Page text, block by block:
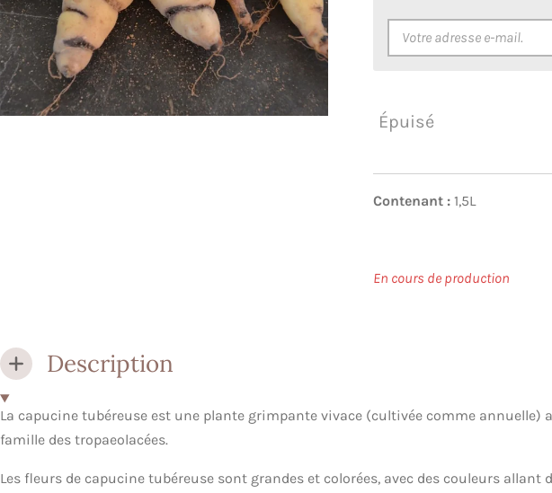
Épuisé
Contenant : 1,5L
En cours de production
Description
La capucine tubéreuse est une plante grimpante vivace (cultivée comme annuelle)
famille des tropaeolacées.
Les fleurs de capucine tubéreuse sont grandes et colorées, avec des couleurs allant